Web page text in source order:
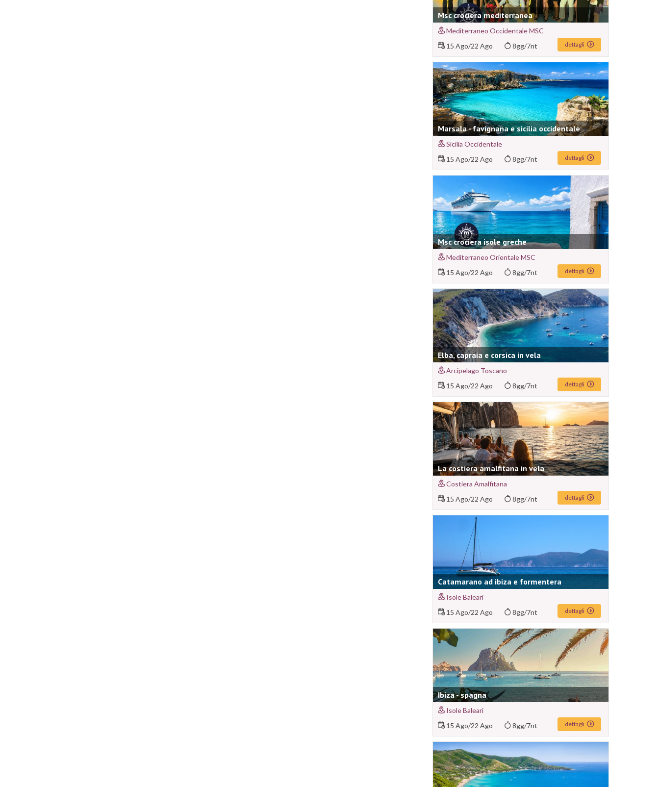
Msc crociera mediterranea
Mediterraneo Occidentale MSC
15 Ago/22 Ago 8gg/7nt dettagli
Marsala - favignana e sicilia occidentale
Sicilia Occidentale
15 Ago/22 Ago 8gg/7nt dettagli
Msc crociera isole greche
Mediterraneo Orientale MSC
15 Ago/22 Ago 8gg/7nt dettagli
Elba, capraia e corsica in vela
Arcipelago Toscano
15 Ago/22 Ago 8gg/7nt dettagli
La costiera amalfitana in vela
Costiera Amalfitana
15 Ago/22 Ago 8gg/7nt dettagli
Catamarano ad ibiza e formentera
Isole Baleari
15 Ago/22 Ago 8gg/7nt dettagli
Ibiza - spagna
Isole Baleari
15 Ago/22 Ago 8gg/7nt dettagli